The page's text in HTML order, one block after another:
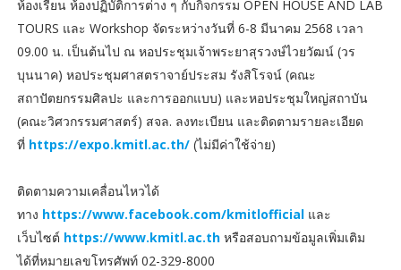
ห้องเรียน ห้องปฏิบัติการต่าง ๆ กับกิจกรรม OPEN HOUSE AND LAB
TOURS และ Workshop จัดระหว่างวันที่ 6-8 มีนาคม 2568 เวลา
09.00 น. เป็นต้นไป ณ หอประชุมเจ้าพระยาสุรวงษ์ไวยวัฒน์ (วร
บุนนาค) หอประชุมศาสตราจาย์ประสม รังสิโรจน์ (คณะ
สถาปัตยกรรมศิลปะ และการออกแบบ) และหอประชุมใหญ่สถาบัน
(คณะวิศวกรรมศาสตร์) สจล. ลงทะเบียน และติดตามรายละเอียด
ที่ https://expo.kmitl.ac.th/(ไม่มีค่าใช้จ่าย)
ติดตามความเคลื่อนไหวได้
ทาง https://www.facebook.com/kmitlofficialและ
เว็บไซต์ https://www.kmitl.ac.thหรือสอบถามข้อมูลเพิ่มเติม
ได้ที่หมายเลขโทรศัพท์ 02-329-8000